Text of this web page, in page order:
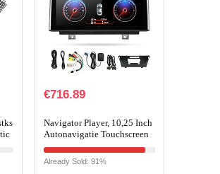
€716.89
Navigator Player, 10,25 Inch
Autonavigatie Touchscreen
Vervanging voor X5 E70
2007-2010 CCC-systeem
PX6 in Werking
Already Sold: 91%